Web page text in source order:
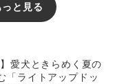
と見る
愛犬ときらめく夏の
「ライトアップドッ